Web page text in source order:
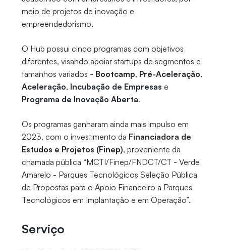
meio de projetos de inovação e
empreendedorismo.
O Hub possui cinco programas com objetivos
diferentes, visando apoiar startups de segmentos e
tamanhos variados - Bootcamp, Pré-Aceleração,
Aceleração, Incubação de Empresas e
Programa de Inovação Aberta.
Os programas ganharam ainda mais impulso em
2023, com o investimento da Financiadora de
Estudos e Projetos (Finep), proveniente da
chamada pública “MCTI/Finep/FNDCT/CT - Verde
Amarelo - Parques Tecnológicos Seleção Pública
de Propostas para o Apoio Financeiro a Parques
Tecnológicos em Implantação e em Operação”.
Serviço